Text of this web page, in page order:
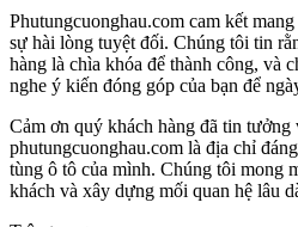
Phutungcuonghau.com cam kết
sự hài lòng tuyệt đối. Chúng tôi tin
hàng là chìa khóa để thành công, và
nghe ý kiến đóng góp của bạn để
Cảm ơn quý khách hàng đã tin tưởng
phutungcuonghau.com là địa chỉ
tùng ô tô của mình. Chúng tôi mong
khách và xây dựng mối quan hệ lâu